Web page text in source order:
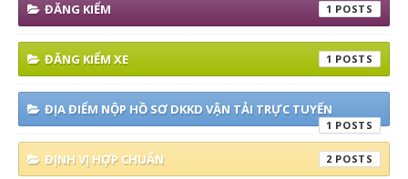
ĐĂNG KIỂM 1
ĐĂNG KIỂM XE 1
ĐỊA ĐIỂM NỘP HỒ SƠ DKKD VẬN TẢI TRỰC TUYẾN
1
ĐỊNH VỊ HỢP CHUẨN 2